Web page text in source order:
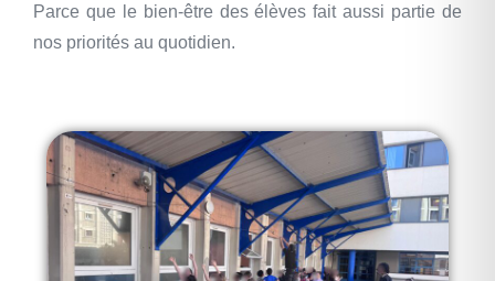
Parce que le bien-être des élèves fait aussi partie de
nos priorités au quotidien.